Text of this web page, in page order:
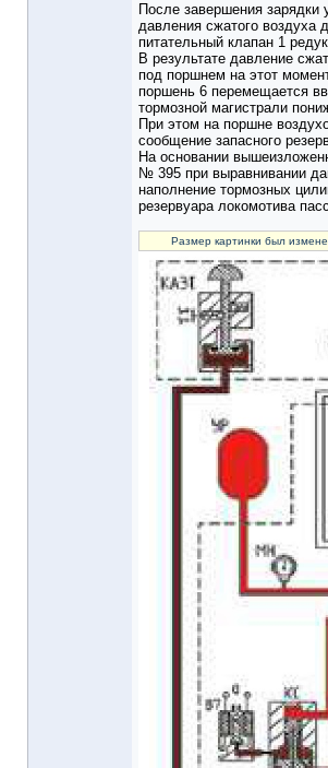
После завершения зарядки
давления сжатого воздуха
питательный клапан 1
В результате давление
под поршнем на этот
поршень 6 перемещается
тормозной магистрали
При этом на поршне
сообщение запасного
На основании
№ 395 при выравнивании
наполнение тормозных
резервуара локомотива
Размер картинки был